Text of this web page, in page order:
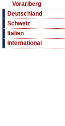
Vorarlberg
Deutschland
Schweiz
Italien
International